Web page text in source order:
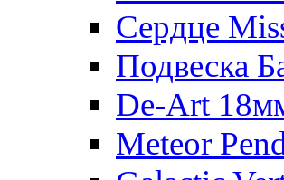
Сердце
Подвеска
De-Art
Meteor